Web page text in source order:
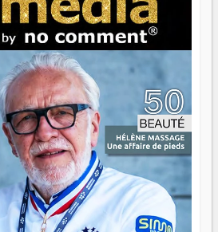
chose essentielle. La fougue, ça
ça brûle vite. Une flamme sans
autant qu'elle peut consumer. C'est
en scène — pas pour reprendre le
où sont les récifs. Les jeunes
ont l'expérience, comme on dit. Ce
générations — c'est une question
réussites, mais aussi vos échecs.
— ils enseignent mieux que
À Madagascar, la barque avance.
que tout le monde rame dans le